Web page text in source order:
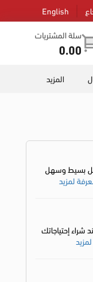
English
سلة المشتريات
0.00
المزيد
بسيط وسهل
لمزيد
إحتياجاتك